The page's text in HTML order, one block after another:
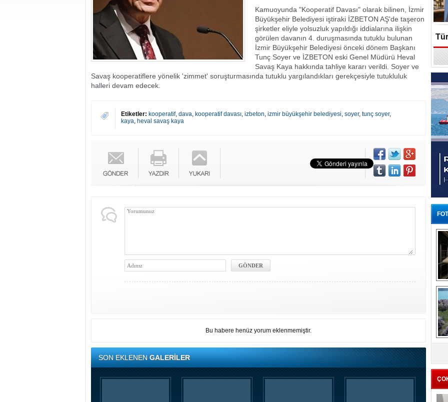
Kamuoyunda "Kooperatif Davası" olarak bilinen, İzmir
Büyükşehir Belediyesi iştiraki İZBETON AŞ'de taşeron
şirketler eliyle yolsuzluk yapıldığı iddialarına ilişkin
görülen davanın 4. duruşmasında tutuklu bulunan
İzmir Büyükşehir Belediyesi önceki dönem Başkanı
Tunç Soyer ve İZBETON eski Genel Müdürü Heval
Savaş Kaya hakkında tahliye kararı verildi. Soyer ve
Savaş kooperatiflere yönelik 'zimmet' soruşturmasında tutuklu yargılandıkları gerekçesiyle tutukluluk
halleri devam edecek.
Etiketler: kooperatif, dava, kooperatif davası, izbeton, izmir büyükşehir belediyesi, soyer, tunç soyer,
kaya, heval savaş kaya
Bu habere henüz yorum eklenmemiştir.
SON EKLENENGALERİLER